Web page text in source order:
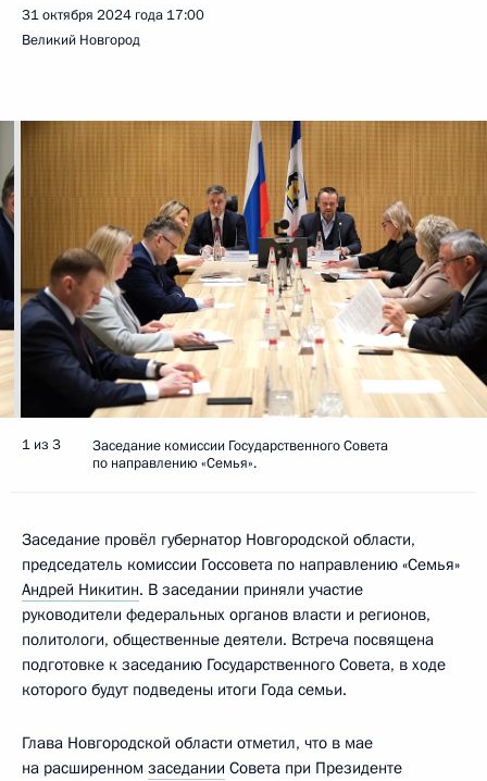
31 октября 2024 года 17:00
Великий Новгород
1 из 3
Заседание комиссии Государственного Совета
по направлению «Семья».
Заседание провёл губернатор Новгородской области,
председатель комиссии Госсовета по направлению «Семья»
Андрей Никитин. В заседании приняли участие
руководители федеральных органов власти и регионов,
политологи, общественные деятели. Встреча посвящена
подготовке к заседанию Государственного Совета, в ходе
которого будут подведены итоги Года семьи.
Глава Новгородской области отметил, что в мае
на расширенном заседании Совета при Президенте